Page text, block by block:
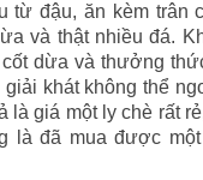
từ đậu, ăn kèm trân
và thật nhiều đá.
dừa và thưởng
giải khát không thể
là giá một ly chè rất
là đã mua được